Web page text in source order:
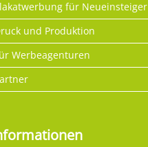
für Neueinsteiger
und Produktion
Werbeagenturen